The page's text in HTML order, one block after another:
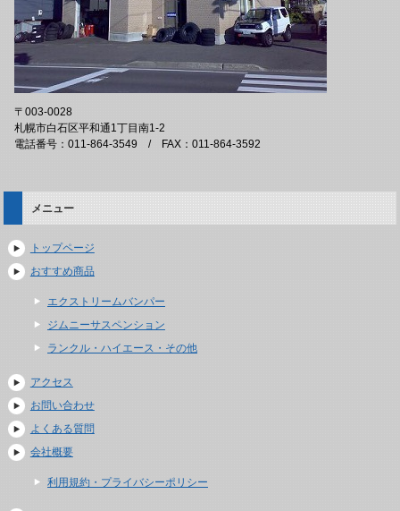
〒003-0028
札幌市白石区平和通1丁目南1-2
電話番号：011-864-3549 / FAX：011-864-3592
メニュー
トップページ
おすすめ商品
エクストリームバンパー
ジムニーサスペンション
ランクル・ハイエース・その他
アクセス
お問い合わせ
よくある質問
会社概要
利用規約・プライバシーポリシー